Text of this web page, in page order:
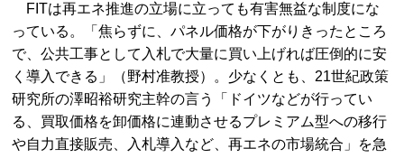
FITは再エネ推進の立場に立っても有害無益な制度にな
っている。「焦らずに、パネル価格が下がりきったところ
で、公共工事として入札で大量に買い上げれば圧倒的に安
く導入できる」（野村准教授）。少なくとも、21世紀政策
研究所の澤昭裕研究主幹の言う「ドイツなどが行ってい
る、買取価格を卸価格に連動させるプレミアム型への移行
や自力直接販売、入札導入など、再エネの市場統合」を急